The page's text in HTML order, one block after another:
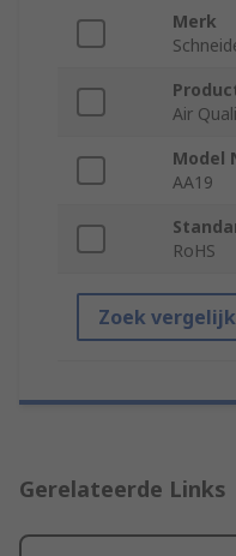
Merk
Air
Model
AA19
RoHS
Zoek
Gerelateerde Links